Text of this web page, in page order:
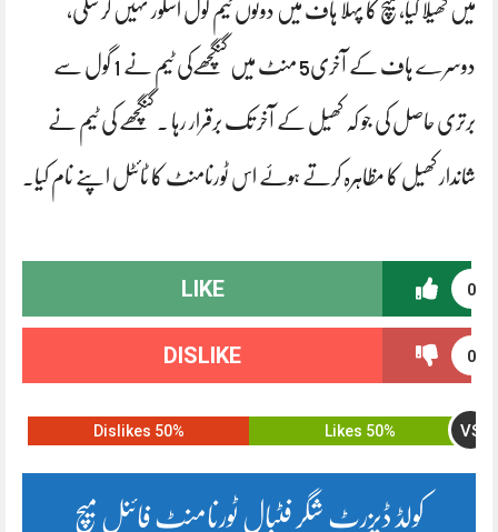
میں کھیلا گیا، میچ کا پہلا ہاف میں دونوں ٹیم گول اسکور نہیں کر سکی،
دوسرے ہاف کے آخری5 منٹ میں گنگچھےکی ٹیم نے 1 گول سے
برتری حاصل کی جو کہ کھیل کے آخر تک برقرار رہا ۔ گنگچھے کی ٹیم نے
شاندار کھیل کا مظاہرہ کرتے ہوۓ اس ٹورنامنٹ کا ٹائٹل اپنے نام کیا۔
0
LIKE
0
DISLIKE
50% Likes VS
50% Dislikes
کولڈ ڈیزرٹ شگر فٹبال ٹورنامنٹ فائنل میچ